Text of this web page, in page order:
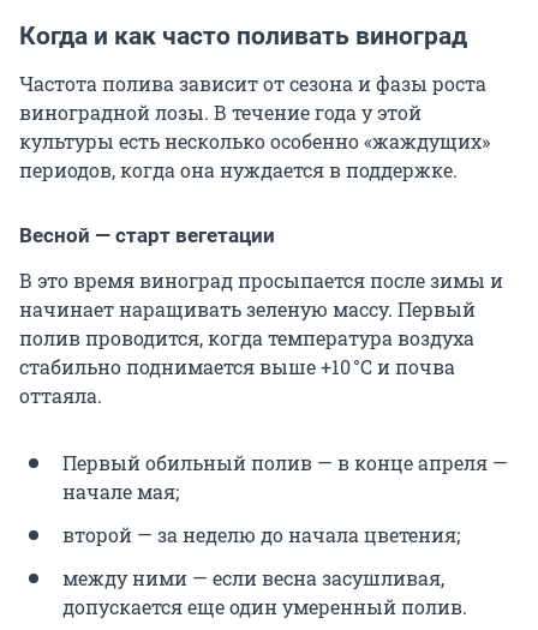
Когда и как часто поливать виноград
Частота полива зависит от сезона и фазы роста
виноградной лозы. В течение года у этой
культуры есть несколько особенно «жаждущих»
периодов, когда она нуждается в поддержке.
Весной — старт вегетации
В это время виноград просыпается после зимы и
начинает наращивать зеленую массу. Первый
полив проводится, когда температура воздуха
стабильно поднимается выше+10 °Cи почва
оттаяла.
Первый обильный полив — в конце апреля —
начале мая;
второй — за неделю до начала цветения;
между ними — если весна засушливая,
допускается еще один умеренный полив.